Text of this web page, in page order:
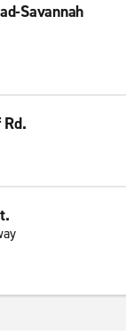
Savannah